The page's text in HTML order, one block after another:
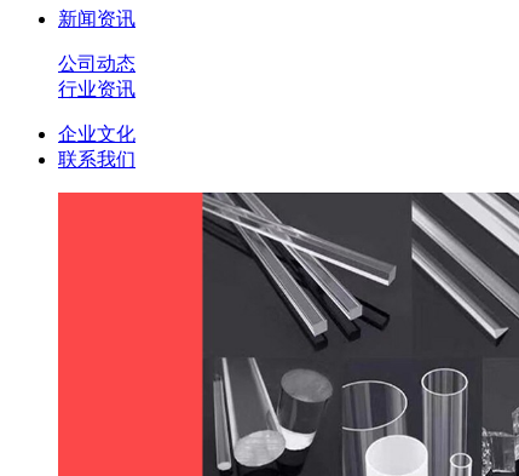
新闻资讯
公司动态
行业资讯
企业文化
联系我们